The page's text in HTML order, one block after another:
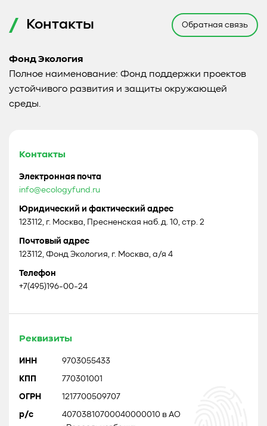
Контакты Обратная связь
Фонд Экология
Полное наименование: Фонд поддержки проектов
устойчивого развития и защиты окружающей
среды.
Контакты
Электронная почта
info@ecologyfund.ru
Юридический и фактический адрес
123112, г. Москва, Пресненская наб. д. 10, стр. 2
Почтовый адрес
123112, Фонд Экология, г. Москва, а/я 4
Телефон
+7(495)196-00-24
Реквизиты
ИНН 9703055433
КПП 770301001
ОГРН 1217700509707
р/с
40703810700040000010 в АО